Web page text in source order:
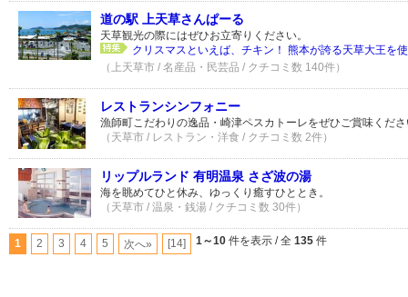
道の駅 上天草さんぱーる
天草観光の際にはぜひお立寄りください。
クリスマスといえば、チキン！ 熊本が誇る天草大王を
（上天草市 / 名産品・民芸品 / クチコミ数 140件）
レストランシンフォニー
漁師町こだわりの逸品・崎津ペスカトーレをぜひご賞味くだ
（天草市 / レストラン・洋食 / クチコミ数 2件）
リップルランド 有明温泉 さざ波の湯
海を眺めてひと休み、ゆっくり癒すひととき。
（天草市 / 温泉・銭湯 / クチコミ数 30件）
1 2 3 4 5 次へ» [14] 1～10 件を表示 / 全 135 件